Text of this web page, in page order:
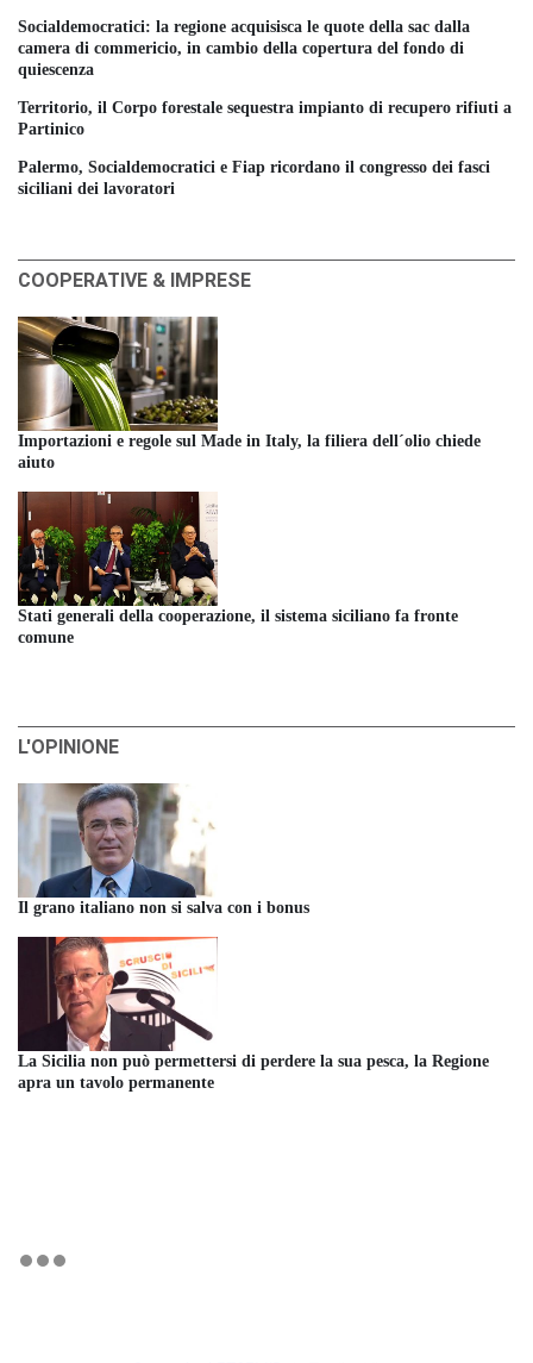
Socialdemocratici: la regione acquisisca le quote della sac dalla
camera di commericio, in cambio della copertura del fondo di
quiescenza
Territorio, il Corpo forestale sequestra impianto di recupero rifiuti a
Partinico
Palermo, Socialdemocratici e Fiap ricordano il congresso dei fasci
siciliani dei lavoratori
COOPERATIVE & IMPRESE
Importazioni e regole sul Made in Italy, la filiera dell´olio chiede
aiuto
Stati generali della cooperazione, il sistema siciliano fa fronte
comune
L'OPINIONE
Il grano italiano non si salva con i bonus
La Sicilia non può permettersi di perdere la sua pesca, la Regione
apra un tavolo permanente